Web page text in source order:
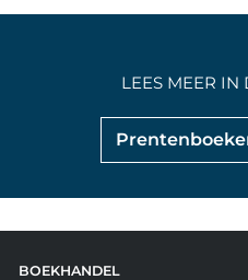
LEES MEER IN
BOEKHANDEL